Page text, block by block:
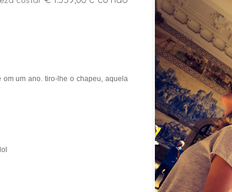
um ano. tiro-lhe o chapeu, aquela